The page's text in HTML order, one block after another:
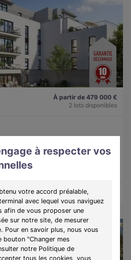
à respecter vos
votre accord préalable,
avec lequel vous naviguez
afin de vous proposer une
sur notre site, de mesurer
Pour en savoir plus, nous vous
bouton "Changer mes
notre Politique de
tous les cookies, vous
À partir de 479 000 €
2 lots disponibles
à Dinard, alliant élégance,
la côte d'Émeraude.
Voir le programme